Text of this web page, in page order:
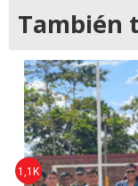
También
1,1K